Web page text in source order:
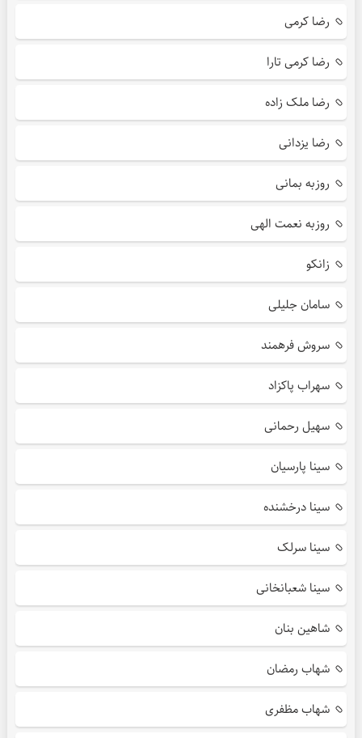
رضا کرمی
رضا کرمی تارا
رضا ملک زاده
رضا یزدانی
روزبه بمانی
روزبه نعمت الهی
زانکو
سامان جلیلی
سروش فرهمند
سهراب پاکزاد
سهیل رحمانی
سینا پارسیان
سینا درخشنده
سینا سرلک
سینا شعبانخانی
شاهین بنان
شهاب رمضان
شهاب مظفری